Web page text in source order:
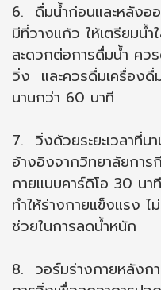
6. ดื่มน้ำก่อนและหลังอ
มีที่วางแก้ว ให้เตรียมน้
สะดวกต่อการดื่มน้ำ คว
วิ่ง และควรดื่มเครื่องดื่
นานกว่า 60 นาที
7. วิ่งด้วยระยะเวลาที่น
อ้างอิงจากวิทยาลัยการ
กายแบบคาร์ดิโอ 30 น
ทำให้ร่างกายแข็งแรง
ช่วยในการลดน้ำหนัก
8. วอร์มร่างกายหลังก